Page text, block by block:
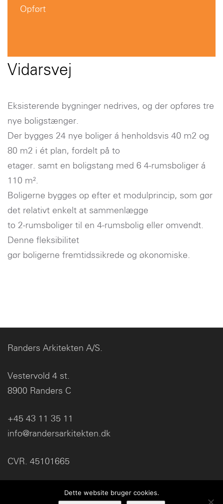
Opført
Vidarsvej
Eksisterende bygninger nedrives, og der opføres tre
nye boligstænger.
Der bygges 24 nye boliger á henholdsvis 40 m2 og
80 m2 i ét plan, fordelt på to
etager. samt en boligstang med 6 4-rumsboliger á
110 m².
Boligerne bygges op efter et modulprincip, som gør
det relativt enkelt at sammenlægge
to 2-rumsboliger til en 4-rumsbolig eller omvendt.
Denne fleksibilitet
gør boligerne fremtidssikrede og økonomiske.
Randers Arkitekten A/S.
Vestervold 4 st.
8900 Randers C
+45 43 11 35 11
info@randersarkitekten.dk
CVR. 45101665
Dette website bruger cookies.